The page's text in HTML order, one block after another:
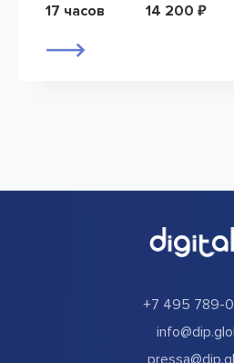
17 часов 14 200 ₽
+7 495 789-